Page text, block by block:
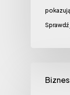
Sprawdź
Biznes